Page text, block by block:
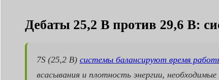
Дебаты 25,2 В против 29,6 В:
7S (25,2 В) системы балансируют время
всасывания и плотность энергии,